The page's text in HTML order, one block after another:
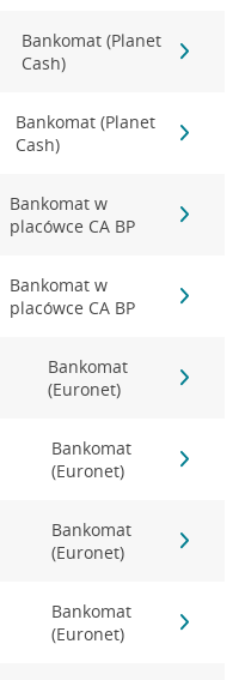
Bankomat (Planet
Cash)
Bankomat (Planet
Cash)
Bankomat w
placówce CA BP
Bankomat w
placówce CA BP
Bankomat
(Euronet)
Bankomat
(Euronet)
Bankomat
(Euronet)
Bankomat
(Euronet)